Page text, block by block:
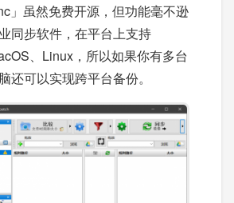
」虽然免费开源，但功能毫不逊
同步软件，在平台上支持
、Linux，所以如果你有多台
还可以实现跨平台备份。